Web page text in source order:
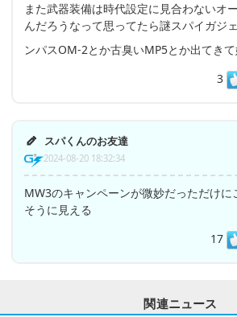
また武器装備は時代設定に見合わないオ
んだろうなって思ってたら謎スパイガジ
ンパスOM-2とか古臭いMP5とか出てき
3
スパくんのお友達
2024-08-20 18:32:34
MW3のキャンペーンが微妙だっただけに
そうに見える
17
関連ニュース